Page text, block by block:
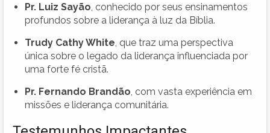
Pr. Luiz Sayão , conhecido por seus ensinamentos
profundos sobre a liderança à luz da Bíblia.
Trudy Cathy White , que traz uma perspectiva
única sobre o legado da liderança influenciada por
uma forte fé cristã.
Pr. Fernando Brandão , com vasta experiência em
missões e liderança comunitária.